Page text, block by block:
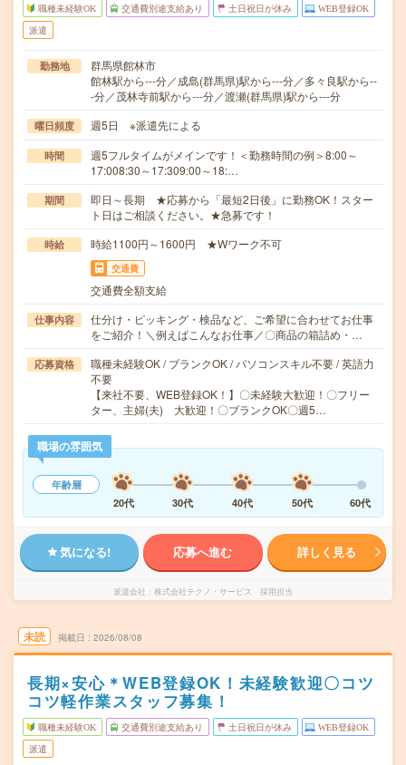
職種未経験OK 交通費別途支給あり 土日祝日が休み WEB登録OK
派遣
勤務地
群馬県館林市
館林駅から---分／成島(群馬県)駅から---分／多々良駅から--
-分／茂林寺前駅から---分／渡瀬(群馬県)駅から---分
曜日頻度 週5日 ※派遣先による
時間
週5フルタイムがメインです！＜勤務時間の例＞8:00～
17:008:30～17:309:00～18:…
期間
即日～長期 ★応募から「最短2日後」に勤務OK！スター
ト日はご相談ください。★急募です！
時給 時給1100円～1600円 ★Wワーク不可
交通費
交通費全額支給
仕事内容
仕分け・ピッキング・検品など、ご希望に合わせてお仕事
をご紹介！＼例えばこんなお仕事／〇商品の箱詰め・…
応募資格
職種未経験OK / ブランクOK / パソコンスキル不要 / 英語力
不要
【来社不要、WEB登録OK！】〇未経験大歓迎！〇フリー
ター、主婦(夫) 大歓迎！〇ブランクOK〇週5…
職場の雰囲気
年齢層
20代
30代 40代 50代 60代
気になる! 応募へ進む 詳しく見る
派遣会社 株式会社テクノ・サービス 採用担当
未読 掲載日 2026/08/08
長期×安心＊WEB登録OK！未経験歓迎〇コツ
コツ軽作業スタッフ募集！
職種未経験OK 交通費別途支給あり 土日祝日が休み WEB登録OK
派遣